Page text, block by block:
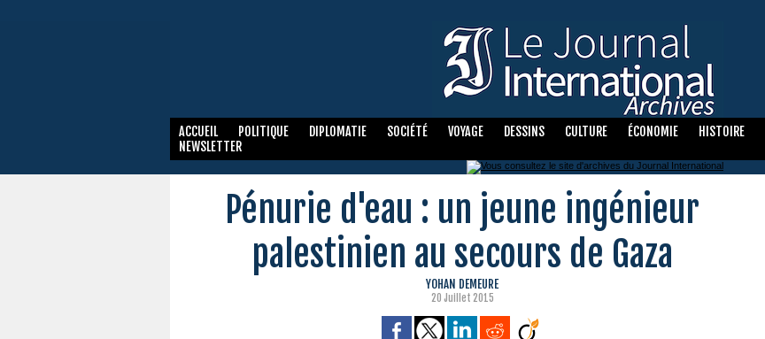
ACCUEIL POLITIQUE DIPLOMATIE SOCIÉTÉ VOYAGE DESSINS CULTURE ÉCONOMIE HISTOIRE
NEWSLETTER
Pénurie d'eau : un jeune ingénieur
palestinien au secours de Gaza
YOHAN DEMEURE
20 Juillet 2015